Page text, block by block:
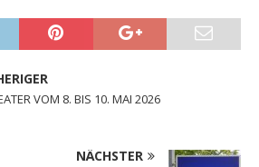
VOM 8. BIS 10. MAI 2026
NÄCHSTER